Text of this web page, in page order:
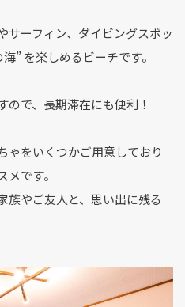
サーフィン、ダイビングスポッ
” を楽しめるビーチです。
で、長期滞在にも便利！
ゃをいくつかご用意しており
です。
族やご友人と、思い出に残る